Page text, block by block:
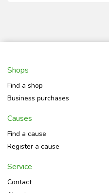
Shops
Find a shop
Business purchases
Causes
Find a cause
Register a cause
Service
Contact